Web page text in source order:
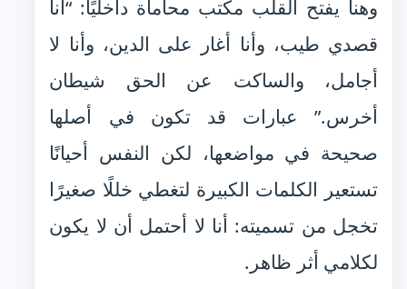
وهنا يفتح القلب مكتب محاماة داخليًا: “أنا
قصدي طيب، وأنا أغار على الدين، وأنا لا
أجامل، والساكت عن الحق شيطان
أخرس.” عبارات قد تكون في أصلها
صحيحة في مواضعها، لكن النفس أحيانًا
تستعير الكلمات الكبيرة لتغطي خللًا صغيرًا
تخجل من تسميته: أنا لا أحتمل أن لا يكون
لكلامي أثر ظاهر.